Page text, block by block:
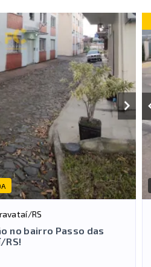
RS
no bairro Passo das
RS!